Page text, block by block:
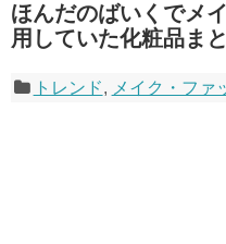
ほんだのばいくでメ
用していた化粧品ま
トレンド, メイク・ファ